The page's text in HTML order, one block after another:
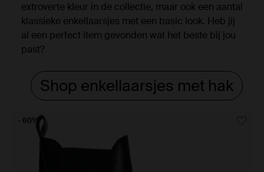
extroverte kleur in de collectie, maar ook een aantal
klassieke enkellaarsjes met een basic look. Heb jij
al een perfect item gevonden wat het beste bij jou
past?
Shop enkellaarsjes met hak
- 60%